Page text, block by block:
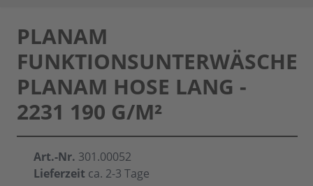
PLANAM
FUNKTIONSUNTERWÄSCHE
PLANAM HOSE LANG -
2231 190 G/M²
Art.-Nr. 301.00052
Lieferzeit ca. 2-3 Tage